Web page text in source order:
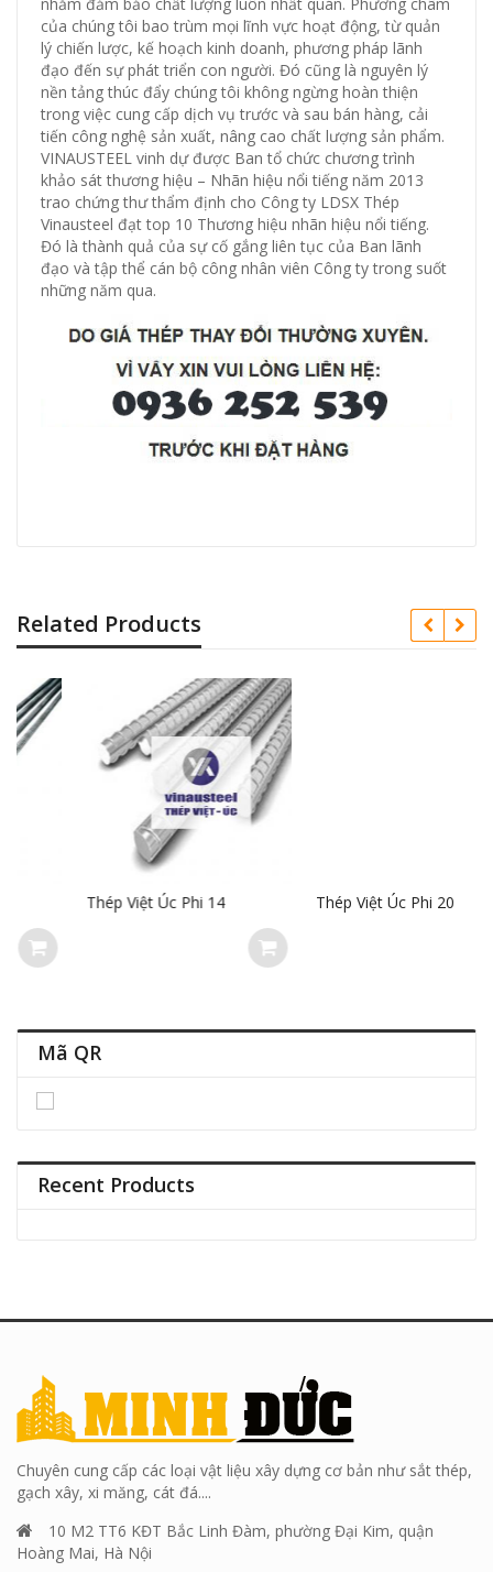
của chúng tôi bao trùm mọi lĩnh vực hoạt động, từ quản
lý chiến lược, kế hoạch kinh doanh, phương pháp lãnh
đạo đến sự phát triển con người. Đó cũng là nguyên lý
nền tảng thúc đẩy chúng tôi không ngừng hoàn thiện
trong việc cung cấp dịch vụ trước và sau bán hàng, cải
tiến công nghệ sản xuất, nâng cao chất lượng sản phẩm.
VINAUSTEEL vinh dự được Ban tổ chức chương trình
khảo sát thương hiệu – Nhãn hiệu nổi tiếng năm 2013
trao chứng thư thẩm định cho Công ty LDSX Thép
Vinausteel đạt top 10 Thương hiệu nhãn hiệu nổi tiếng.
Đó là thành quả của sự cố gắng liên tục của Ban lãnh
đạo và tập thể cán bộ công nhân viên Công ty trong suốt
những năm qua.
Related Products
Thép Việt Úc Phi 14 Thép Việt Úc Phi 20
Mã QR
Recent Products
Chuyên cung cấp các loại vật liệu xây dựng cơ bản như sắt thép,
gạch xây, xi măng, cát đá....
10 M2 TT6 KĐT Bắc Linh Đàm, phường Đại Kim, quận
Hoàng Mai, Hà Nội